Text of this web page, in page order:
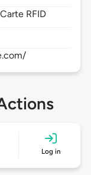
RFID
Log in